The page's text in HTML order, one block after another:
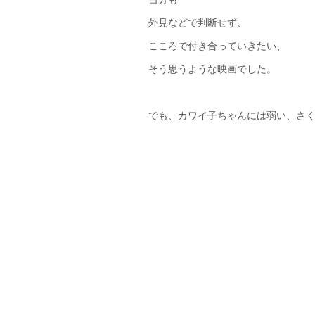
外見などで判断せず、
こころで付き合っていきたい、
そう思うような映画でした。
でも、カワイ子ちゃんには弱い、さ